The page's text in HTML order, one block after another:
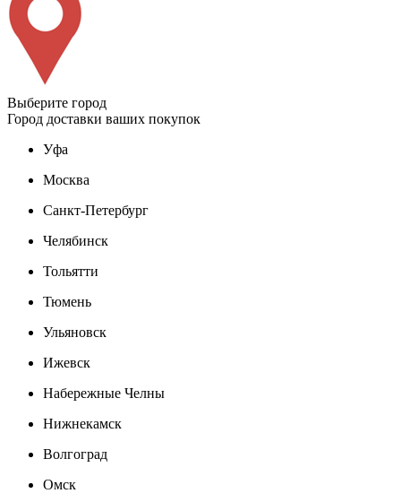
Выберите город
Город доставки ваших покупок
Уфа
Москва
Санкт-Петербург
Челябинск
Тольятти
Тюмень
Ульяновск
Ижевск
Набережные Челны
Нижнекамск
Волгоград
Омск